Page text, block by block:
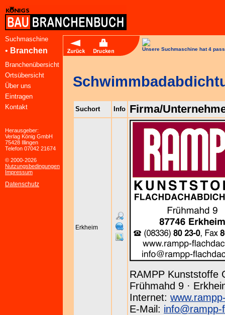
Suchmaschine
• Branchen
Branchenübersicht
Ortsübersicht
Über uns
Eintragen
Kontakt
Herausgeber:
Verlag König GmbH
75428 Illingen
Telefon 07042 21674
© 2000-2026
Nutzungsbedingungen
Impressum
Datenschutz
Unsere Suchmaschine hat 4
Suchort Info Firma/
Erkheim
RAMPP Kunststoffe
Frühmahd 9 ·
Internet:
E-Mail: